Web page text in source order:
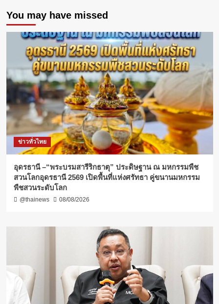
You may have missed
ข่าวทั่วไทย
อุดรธานี –“พระบรมสารีริกธาตุ” ประดิษฐาน ณ มหกรรมพืช
สวนโลกอุดรธานี 2569 เปิดพื้นที่แห่งศรัทธา คู่ขนานมหกรรม
พืชสวนระดับโลก
@thainews 08/08/2026